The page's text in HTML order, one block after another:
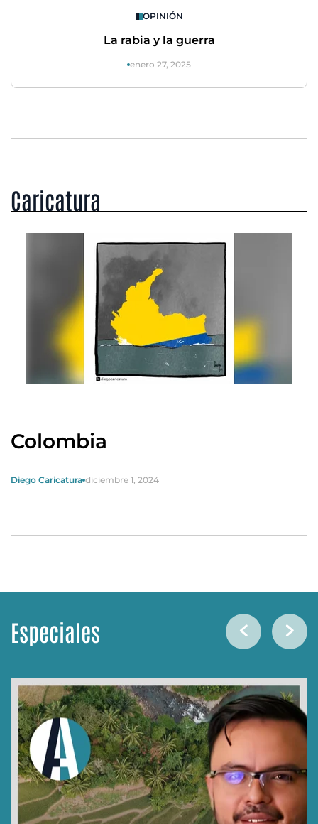
OPINIÓN
La rabia y la guerra
enero 27, 2025
Caricatura
Colombia
Diego Caricatura diciembre 1, 2024
Especiales